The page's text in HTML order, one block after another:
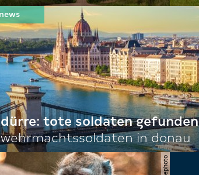
dürre: tote soldaten gefunden
wehrmachtssoldaten in donau